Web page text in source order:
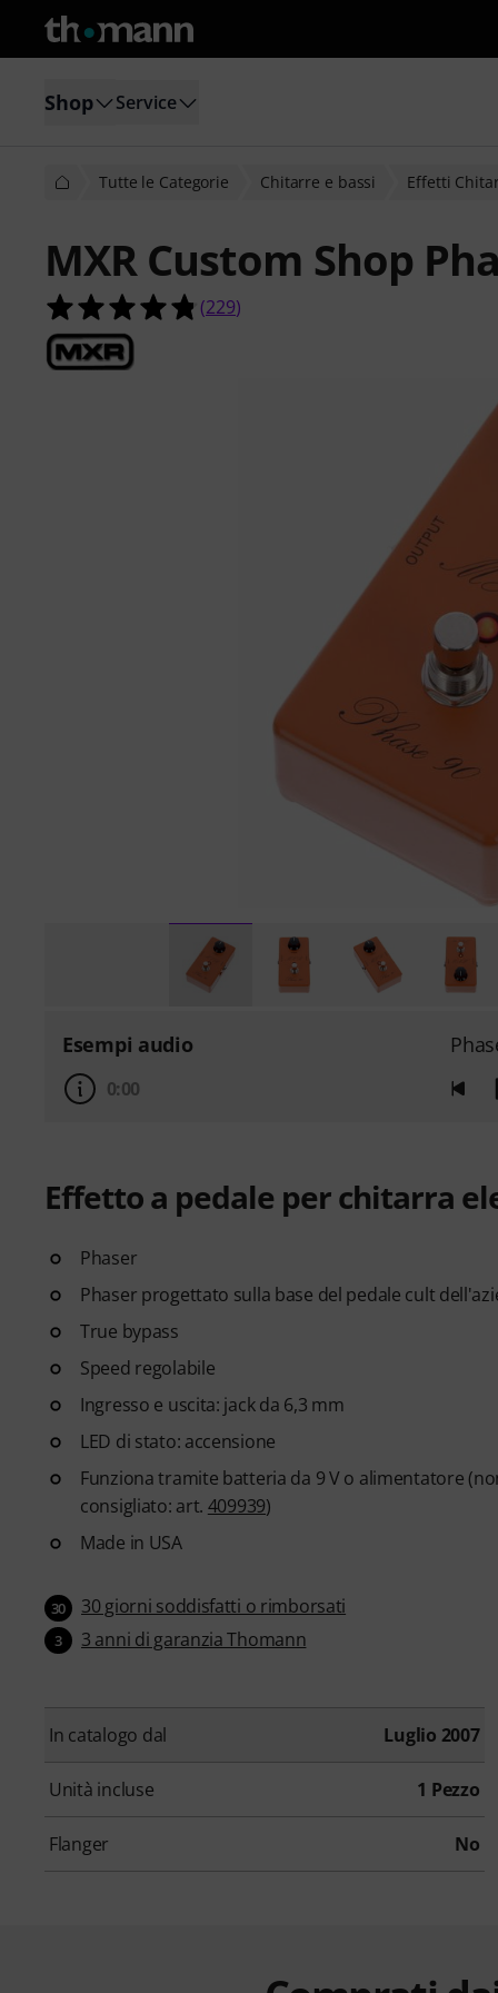
Shop Service
Tutte le Categorie Chitarre e bassi Effetti
MXR Custom Shop
4.8 su 5 stelle su 229 valutazioni dei
(229)
Esempi audio
0:00
Effetto a pedale per chitarra
Phaser
Phaser progettato sulla base del pedale cult
True bypass
Speed regolabile
Ingresso e uscita: jack da 6,3 mm
LED di stato: accensione
Funziona tramite batteria da 9 V o alimentatore
consigliato: art. 409939)
Made in USA
30 30 giorni soddisfatti o rimborsati
3 3 anni di garanzia Thomann
In catalogo dal Luglio 2007
Unità incluse 1 Pezzo
Flanger No